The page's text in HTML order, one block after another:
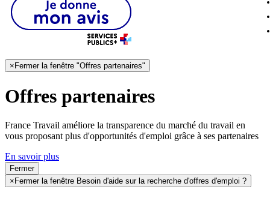
× Fermer la fenêtre "Offres partenaires"
Offres partenaires
France Travail améliore la transparence du marché du travail en
vous proposant plus d'opportunités d'emploi grâce à ses partenaires
En savoir plus
Fermer
× Fermer la fenêtre Besoin d'aide sur la recherche d'offres d'emploi ?